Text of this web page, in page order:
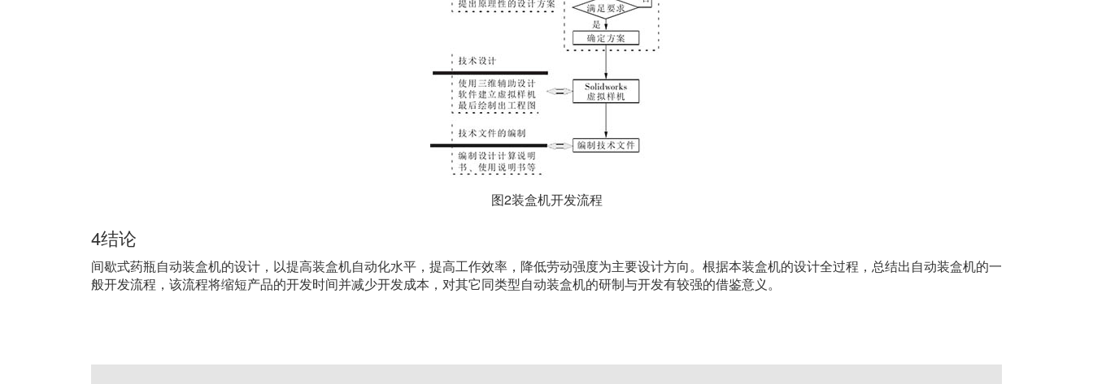
图2装盒机开发流程
4结论
间歇式药瓶自动装盒机的设计，以提高装盒机自动化水平，提高工作效率，降低劳动强度为主要设计方向。根据本装盒机的设计全过程，总结出自动装盒机的一
般开发流程，该流程将缩短产品的开发时间并减少开发成本，对其它同类型自动装盒机的研制与开发有较强的借鉴意义。